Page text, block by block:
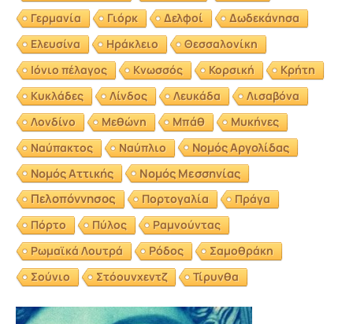
Γερμανία
Γιόρκ Δελφοί
Δωδεκάνησα
Ελευσίνα
Ηράκλειο
Θεσσαλονίκη
Ιόνιο πέλαγος
Κνωσσός Κορσική
Κρήτη
Κυκλάδες
Λίνδος Λευκάδα
Λισαβόνα
Λονδίνο
Μεθώνη Μπάθ
Μυκήνες
Ναύπακτος
Ναύπλιο
Νομός Αργολίδας
Νομός Αττικής
Νομός Μεσσηνίας
Πελοπόννησος Πορτογαλία
Πράγα
Πόρτο
Πύλος
Ραμνούντας
Ρωμαϊκά Λουτρά
Ρόδος
Σαμοθράκη
Σούνιο
Στόουνχεντζ Τίρυνθα